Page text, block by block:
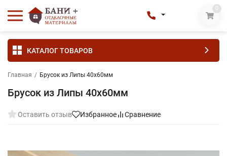
0
КАТАЛОГ ТОВАРОВ
Главная / Брусок из Липы 40х60мм
Брусок из Липы 40х60мм
Оставить отзыв Избранное Сравнение